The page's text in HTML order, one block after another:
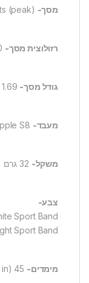
מסך-
רזולוצית מסך-
גודל מסך-
מעבד-
משקל-
צבע-
Sport Band
Sport Band
מימדים-